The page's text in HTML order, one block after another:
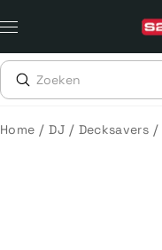
naar
content
Home / DJ / Decksavers /